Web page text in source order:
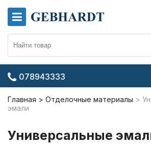
078943333
Главная Отделочные материалы
эмали
Универсальные